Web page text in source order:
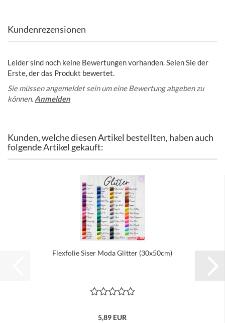
Kundenrezensionen
Leider sind noch keine Bewertungen vorhanden. Seien Sie der
Erste, der das Produkt bewertet.
Sie müssen angemeldet sein um eine Bewertung abgeben zu
können. Anmelden
Kunden, welche diesen Artikel bestellten, haben auch
folgende Artikel gekauft:
Flexfolie Siser Moda Glitter (30x50cm)
5,89 EUR